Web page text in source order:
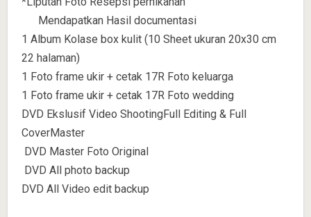
Mendapatkan Hasil documentasi
1 Album Kolase box kulit (10 Sheet ukuran 20x30 cm
22 halaman)
1 Foto frame ukir + cetak 17R Foto keluarga
1 Foto frame ukir + cetak 17R Foto wedding
DVD Ekslusif Video ShootingFull Editing & Full
CoverMaster
DVD Master Foto Original
DVD All photo backup
DVD All Video edit backup